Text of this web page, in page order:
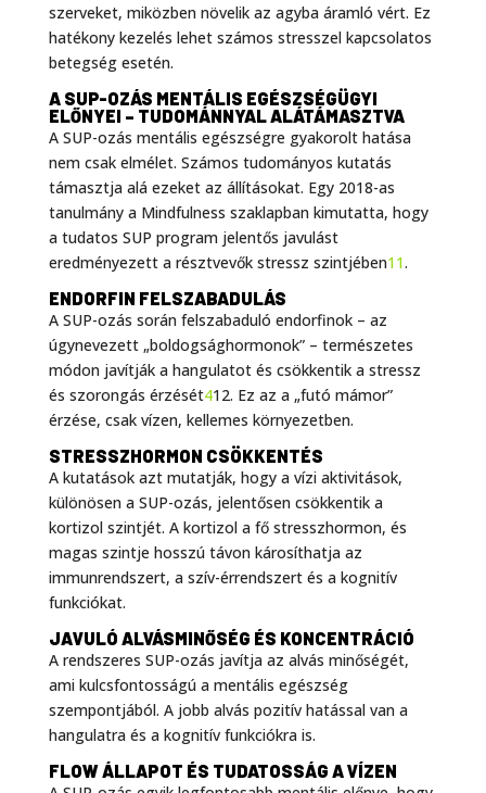
szerveket, miközben növelik az agyba áramló vért. Ez
hatékony kezelés lehet számos stresszel kapcsolatos
betegség esetén.
A SUP-OZÁS MENTÁLIS EGÉSZSÉGÜGYI
ELŐNYEI – TUDOMÁNNYAL ALÁTÁMASZTVA
A SUP-ozás mentális egészségre gyakorolt hatása
nem csak elmélet. Számos tudományos kutatás
támasztja alá ezeket az állításokat. Egy 2018-as
tanulmány a Mindfulness szaklapban kimutatta, hogy
a tudatos SUP program jelentős javulást
eredményezett a résztvevők stressz szintjében11.
ENDORFIN FELSZABADULÁS
A SUP-ozás során felszabaduló endorfinok – az
úgynevezett „boldogsághormonok” – természetes
módon javítják a hangulatot és csökkentik a stressz
és szorongás érzését412. Ez az a „futó mámor”
érzése, csak vízen, kellemes környezetben.
STRESSZHORMON CSÖKKENTÉS
A kutatások azt mutatják, hogy a vízi aktivitások,
különösen a SUP-ozás, jelentősen csökkentik a
kortizol szintjét. A kortizol a fő stresszhormon, és
magas szintje hosszú távon károsíthatja az
immunrendszert, a szív-érrendszert és a kognitív
funkciókat.
JAVULÓ ALVÁSMINŐSÉG ÉS KONCENTRÁCIÓ
A rendszeres SUP-ozás javítja az alvás minőségét,
ami kulcsfontosságú a mentális egészség
szempontjából. A jobb alvás pozitív hatással van a
hangulatra és a kognitív funkciókra is.
FLOW ÁLLAPOT ÉS TUDATOSSÁG A VÍZEN